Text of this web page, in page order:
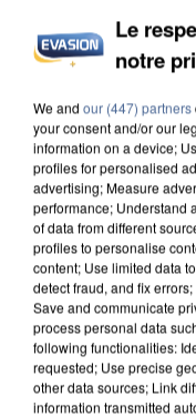
INCENDIES :
DE SOLIDARITÉ
Le
notre
We and our (447) partners
your consent and/or our
information on a device;
profiles for personalised
advertising; Measure
performance; Understand
of data from different
profiles to personalise
content; Use limited data
detect fraud, and fix
Save and communicate
process personal data
following functionalities:
requested; Use precise
other data sources; Link
information transmitted